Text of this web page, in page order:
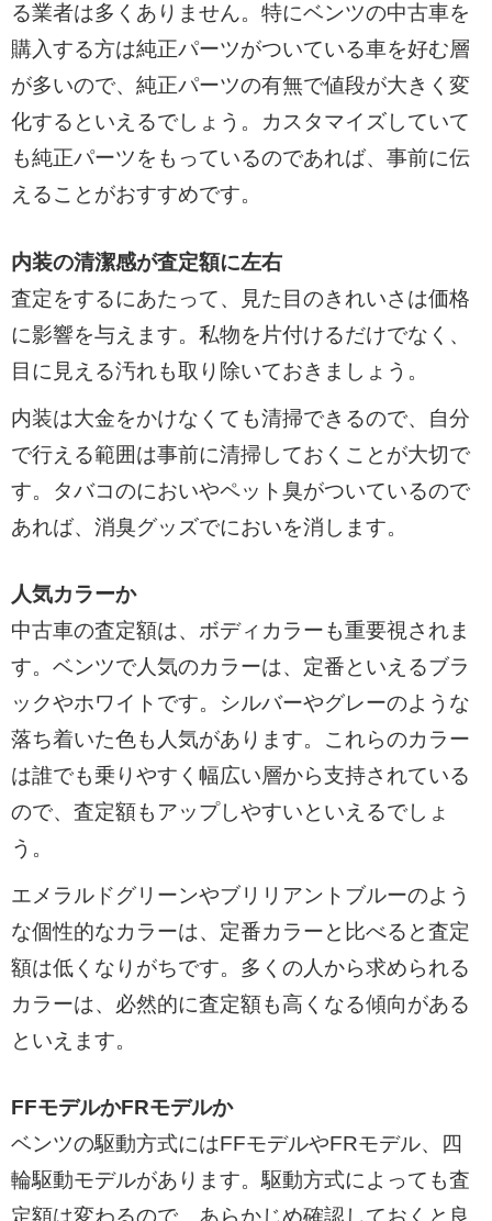
る業者は多くありません。特にベンツの中古車を
購入する方は純正パーツがついている車を好む層
が多いので、純正パーツの有無で値段が大きく変
化するといえるでしょう。カスタマイズしていて
も純正パーツをもっているのであれば、事前に伝
えることがおすすめです。
内装の清潔感が査定額に左右
査定をするにあたって、見た目のきれいさは価格
に影響を与えます。私物を片付けるだけでなく、
目に見える汚れも取り除いておきましょう。
内装は大金をかけなくても清掃できるので、自分
で行える範囲は事前に清掃しておくことが大切で
す。タバコのにおいやペット臭がついているので
あれば、消臭グッズでにおいを消します。
人気カラーか
中古車の査定額は、ボディカラーも重要視されま
す。ベンツで人気のカラーは、定番といえるブラ
ックやホワイトです。シルバーやグレーのような
落ち着いた色も人気があります。これらのカラー
は誰でも乗りやすく幅広い層から支持されている
ので、査定額もアップしやすいといえるでしょ
う。
エメラルドグリーンやブリリアントブルーのよう
な個性的なカラーは、定番カラーと比べると査定
額は低くなりがちです。多くの人から求められる
カラーは、必然的に査定額も高くなる傾向がある
といえます。
FFモデルかFRモデルか
ベンツの駆動方式にはFFモデルやFRモデル、四
輪駆動モデルがあります。駆動方式によっても査